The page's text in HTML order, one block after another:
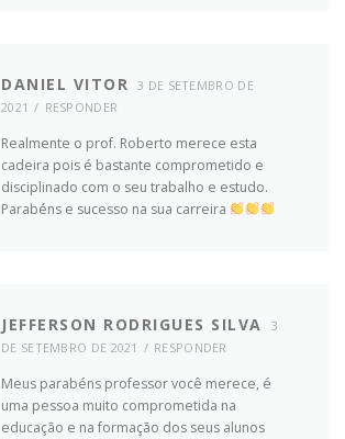
DANIEL VITOR
3 DE SETEMBRO DE
2021
RESPONDER
Realmente o prof. Roberto merece esta
cadeira pois é bastante comprometido e
disciplinado com o seu trabalho e estudo.
Parabéns e sucesso na sua carreira
JEFFERSON RODRIGUES SILVA
3
DE SETEMBRO DE 2021
RESPONDER
Meus parabéns professor você merece, é
uma pessoa muito comprometida na
educação e na formação dos seus alunos